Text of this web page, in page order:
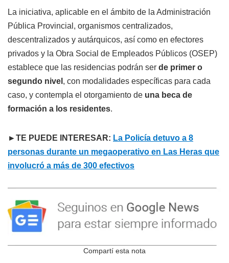
La iniciativa, aplicable en el ámbito de la Administración
Pública Provincial, organismos centralizados,
descentralizados y autárquicos, así como en efectores
privados y la Obra Social de Empleados Públicos (OSEP)
establece que las residencias podrán ser de primer o
segundo nivel , con modalidades específicas para cada
caso, y contempla el otorgamiento de una beca de
formación a los residentes.
►TE PUEDE INTERESAR: La Policía detuvo a 8
personas durante un megaoperativo en Las Heras que
involucró a más de 300 efectivos